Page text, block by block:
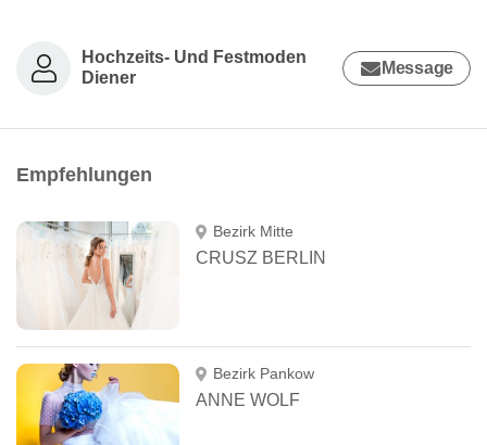
Hochzeits- Und Festmoden
Diener
Message
Empfehlungen
Bezirk Mitte
CRUSZ BERLIN
Bezirk Pankow
ANNE WOLF